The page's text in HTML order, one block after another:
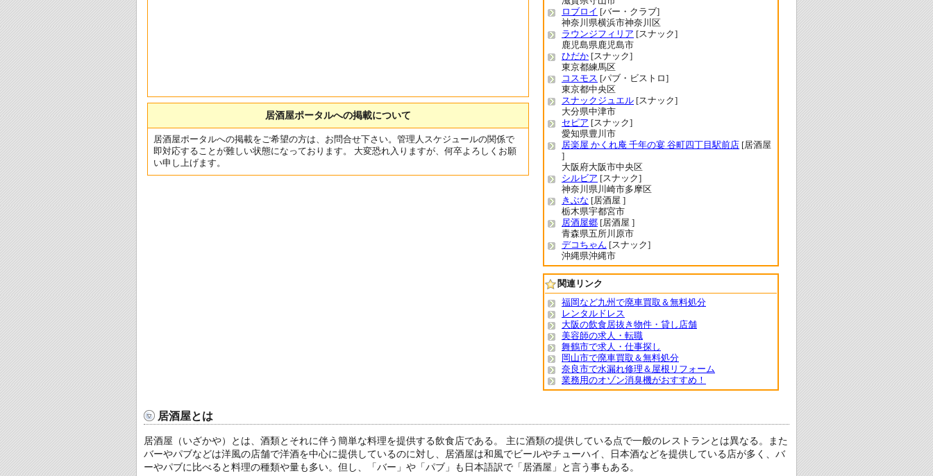
居酒屋ポータルへの掲載について
居酒屋ポータルへの掲載をご希望の方は、お問合せ下さい。管理人スケジュールの関係で
即対応することが難しい状態になっております。 大変恐れ入りますが、何卒よろしくお願
い申し上げます。
ロブロイ [バー・クラブ]
神奈川県横浜市神奈川区
ラウンジフィリア [スナック]
鹿児島県鹿児島市
ひだか [スナック]
東京都練馬区
コスモス [パブ・ビストロ]
東京都中央区
スナックジュエル [スナック]
大分県中津市
セピア [スナック]
愛知県豊川市
居楽屋 かくれ庵 千年の宴 谷町四丁目駅前店 [居酒屋
]
大阪府大阪市中央区
シルビア [スナック]
神奈川県川崎市多摩区
きぶな [居酒屋 ]
栃木県宇都宮市
居酒屋郷 [居酒屋 ]
青森県五所川原市
デコちゃん [スナック]
沖縄県沖縄市
関連リンク
福岡など九州で廃車買取＆無料処分
レンタルドレス
大阪の飲食居抜き物件・貸し店舗
美容師の求人・転職
舞鶴市で求人・仕事探し
岡山市で廃車買取＆無料処分
奈良市で水漏れ修理＆屋根リフォーム
業務用のオゾン消臭機がおすすめ！
居酒屋とは
居酒屋（いざかや）とは、酒類とそれに伴う簡単な料理を提供する飲食店である。 主に酒類の提供している点で一般のレストランとは異なる。また
バーやパブなどは洋風の店舗で洋酒を中心に提供しているのに対し、居酒屋は和風でビールやチューハイ、日本酒などを提供している店が多く、バ
ーやパブに比べると料理の種類や量も多い。但し、「バー」や「パブ」も日本語訳で「居酒屋」と言う事もある。